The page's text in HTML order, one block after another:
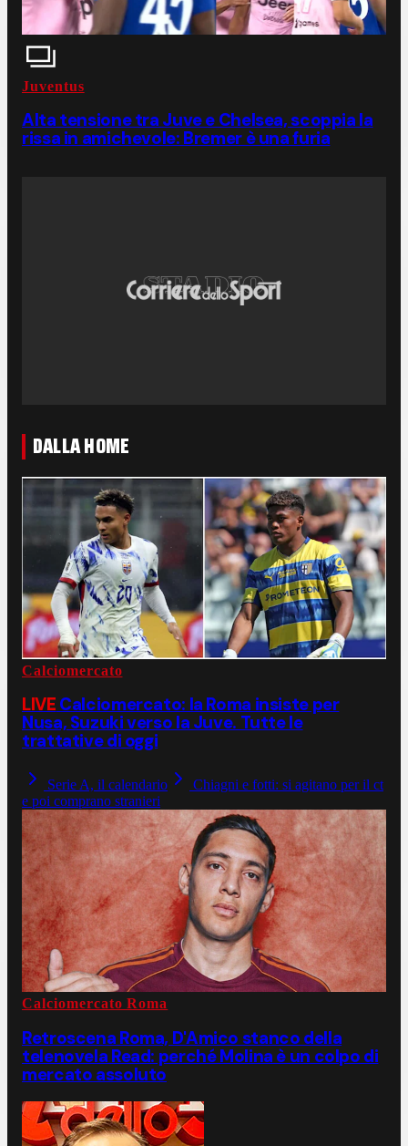
Juventus
Alta tensione tra Juve e Chelsea, scoppia la
rissa in amichevole: Bremer è una furia
DALLA HOME
Calciomercato
LIVE Calciomercato: la Roma insiste per
Nusa, Suzuki verso la Juve. Tutte le
trattative di oggi
Serie A, il calendario
Chiagni e fotti: si agitano per il ct
e poi comprano stranieri
Calciomercato Roma
Retroscena Roma, D'Amico stanco della
telenovela Read: perché Molina è un colpo di
mercato assoluto